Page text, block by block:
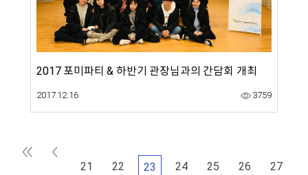
2017 포미파티 & 하반기 관장님과의 간담회 개최
2017.12.16 3759
21 22 23 24 25 26 27